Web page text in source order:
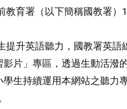
教育署（以下簡稱國教署
提升英語聽力，國教署英
片」專區，透過生動活潑
生持續運用本網站之聽力